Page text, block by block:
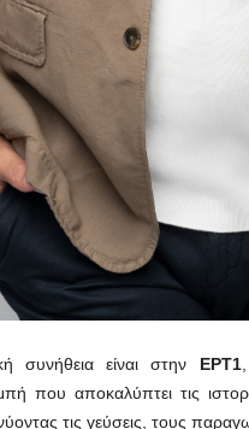
συνήθεια είναι στην ΕΡΤ1,
που αποκαλύπτει τις
τις γεύσεις, τους